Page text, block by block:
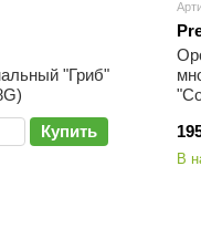
"Гриб"
Купить
В